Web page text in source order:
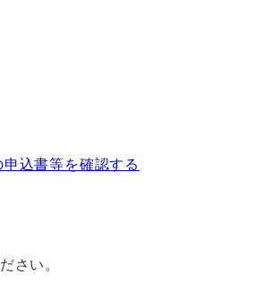
込書等を確認する
い。